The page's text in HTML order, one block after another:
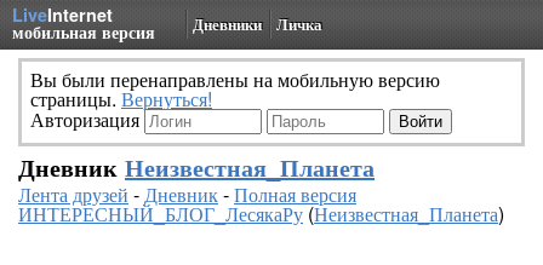
LiveInternet
мобильная версия Дневники Личка
Вы были перенаправлены на мобильную версию
страницы. Вернуться!
Авторизация
Дневник Неизвестная_Планета
Лента друзей -Дневник-Полная версия
ИНТЕРЕСНЫЙ_БЛОГ_ЛесякаРу(Неизвестная_Планета)